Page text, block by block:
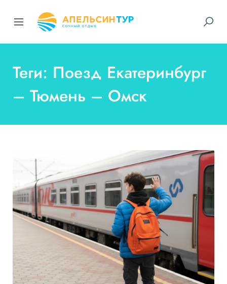
Теги: Поезд Екатеринбург
– Тюмень – Омск